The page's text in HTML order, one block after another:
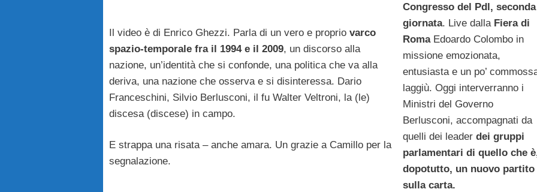
Il video è di Enrico Ghezzi. Parla di un vero e proprio varco
spazio-temporale fra il 1994 e il 2009, un discorso alla
nazione, un’identità che si confonde, una politica che va alla
deriva, una nazione che osserva e si disinteressa. Dario
Franceschini, Silvio Berlusconi, il fu Walter Veltroni, la (le)
discesa (discese) in campo.
E strappa una risata – anche amara. Un grazie a Camillo per la
segnalazione.
Congresso del Pdl, seconda
giornata. Live dalla Fiera di
Roma Edoardo Colombo in
missione emozionata,
entusiasta e un po’
laggiù. Oggi interverranno i
Ministri del Governo
Berlusconi, accompagnati da
quelli dei leader dei gruppi
parlamentari di quello che
dopotutto, un nuovo partito
sulla carta.